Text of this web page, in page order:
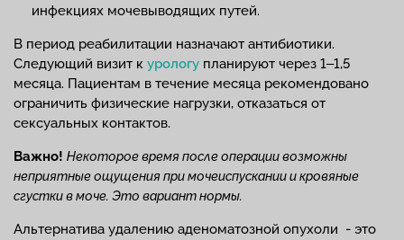
инфекциях мочевыводящих путей.
В период реабилитации назначают антибиотики.
Следующий визит к урологу планируют через 1‒1,5
месяца. Пациентам в течение месяца рекомендовано
ограничить физические нагрузки, отказаться от
сексуальных контактов.
Важно! Некоторое время после операции возможны
неприятные ощущения при мочеиспускании и кровяные
сгустки в моче. Это вариант нормы.
Альтернатива удалению аденоматозной опухоли - это